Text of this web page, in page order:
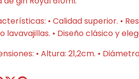
• Calidad superior. •
lavavajillas. • Diseño clásico y
• Altura: 21,2cm. •